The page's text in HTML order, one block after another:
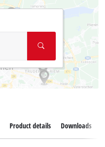
Product details Downloads